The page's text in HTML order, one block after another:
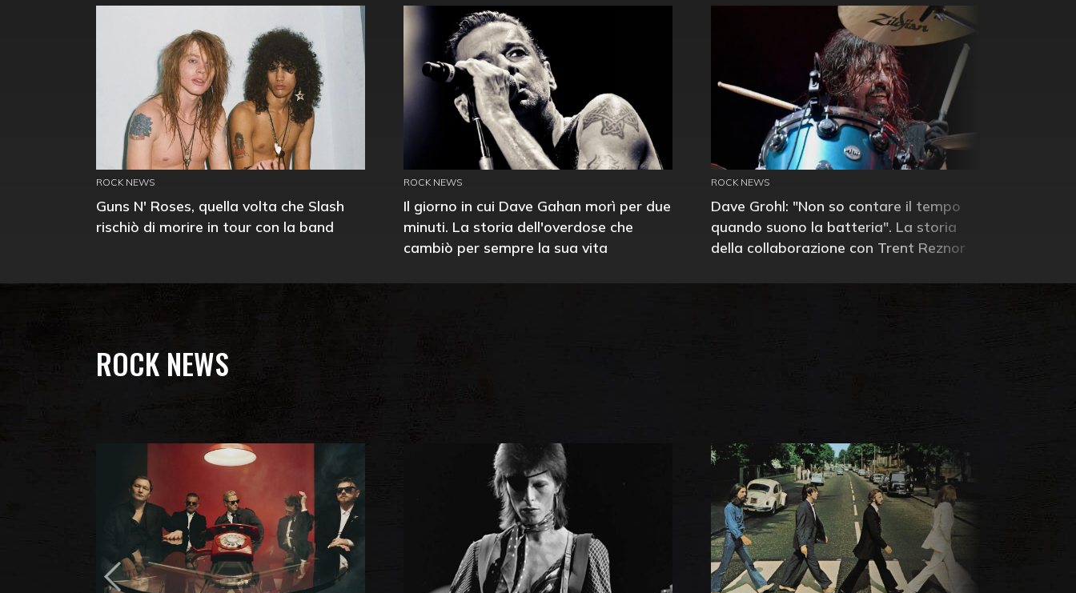
ROCK NEWS
Guns N' Roses, quella volta che Slash
rischiò di morire in tour con la band
ROCK NEWS
Il giorno in cui Dave Gahan morì per due
minuti. La storia dell'overdose che
cambiò per sempre la sua vita
ROCK NEWS
Dave Grohl: "Non so contare il tempo
quando suono la batteria". La storia
della collaborazione con Trent Reznor
ROCK NEWS